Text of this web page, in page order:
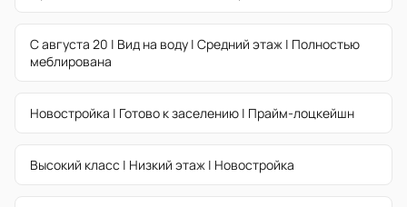
С августа 20 | Вид на воду | Средний этаж | Полностью
меблирована
Новостройка | Готово к заселению | Прайм-лоцкейшн
Высокий класс | Низкий этаж | Новостройка